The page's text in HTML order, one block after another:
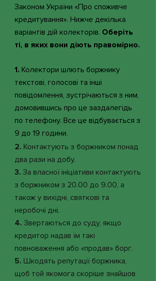
Законом України «Про споживче
кредитування». Нижче декілька
варіантів дій колекторів. Оберіть
ті, в яких вони діють правомірно.
1. Колектори шлють боржнику
текстові, голосові та інші
повідомлення, зустрічаються з ним,
домовившись про це заздалегідь
по телефону. Все це відбувається з
9 до 19 години.
2. Контактують з боржником понад
два рази на добу.
3. За власної ініціативи контактують
з боржником з 20.00 до 9.00, а
також у вихідні, святкові та
неробочі дні.
4. Звертаються до суду, якщо
кредитор надав їм такі
повноваження або «продав» борг.
5. Шкодять репутації боржника,
щоб той якомога скоріше знайшов